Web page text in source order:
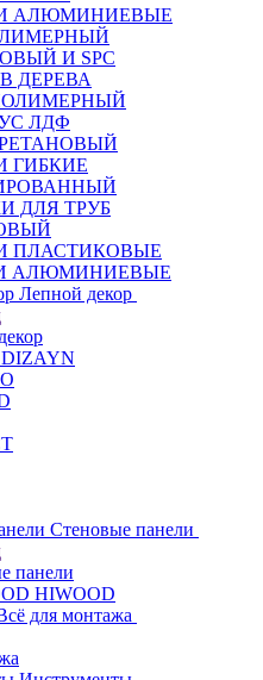
АЛЮМИНИЕВЫЕ
И SPC
ДЕРЕВА
ЛДФ
ГИБКИЕ
ДЛЯ ТРУБ
ПЛАСТИКОВЫЕ
АЛЮМИНИЕВЫЕ
Лепной декор
Стеновые панели
панели
HIWOOD
для монтажа